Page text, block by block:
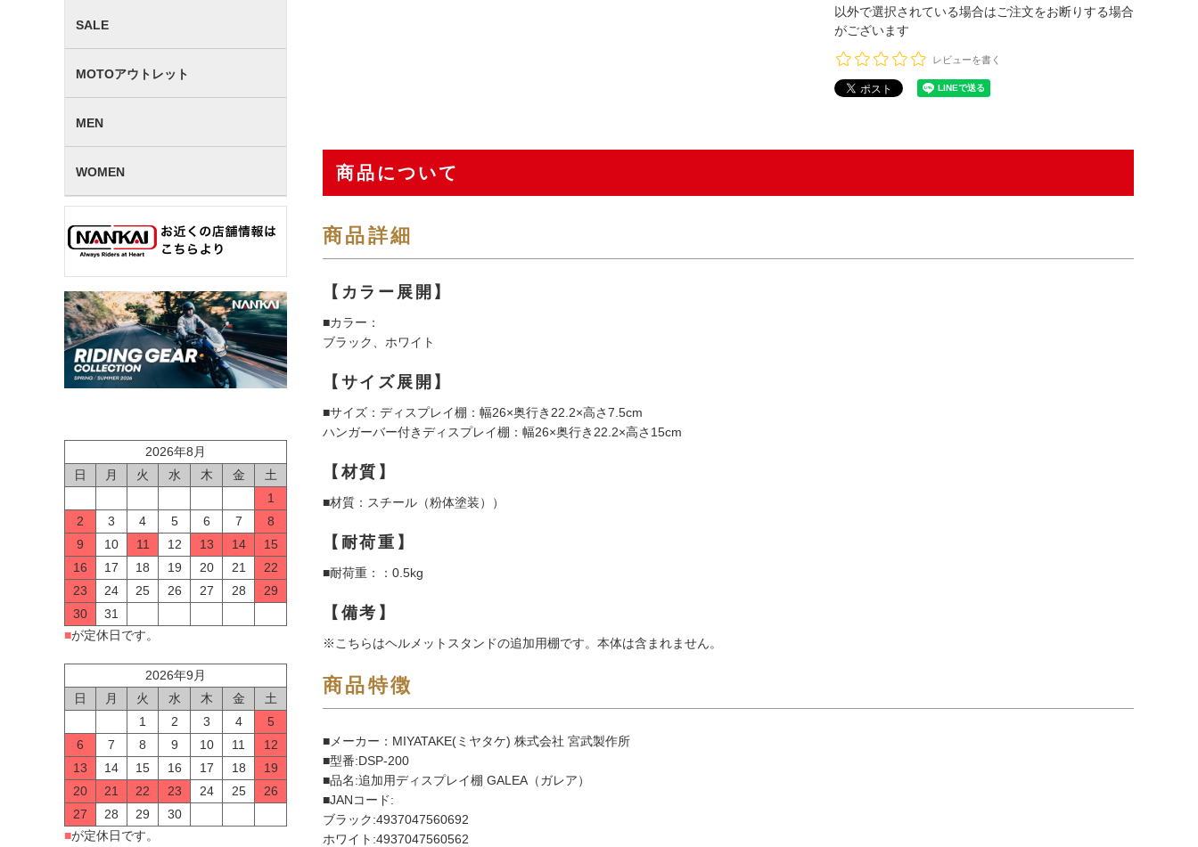
SALE
MOTOアウトレット
MEN
WOMEN
2026年8月
日
月 火 水 木 金
土
1
2
3 4 5 6 7
8
9
10 11 12 13 14
15
16
17 18 19 20 21
22
23
24 25 26 27 28
29
30
31
■が定休日です。
2026年9月
日
月 火 水 木 金
土
1
2 3 4
5
6
7 8 9 10 11
12
13
14 15 16 17 18
19
20
21 22 23 24 25
26
27
28 29
30
■が定休日です。
以外で選択されている場合はご注文をお断りする場合
がございます
レビューを書く
商品について
商品詳細
【カラー展開】
■カラー：
ブラック、ホワイト
【サイズ展開】
■サイズ：ディスプレイ棚：幅26×奥行き22.2×高さ7.5cm
ハンガーバー付きディスプレイ棚：幅26×奥行き22.2×高さ15cm
【材質】
■材質：スチール（粉体塗装））
【耐荷重】
■耐荷重：：0.5kg
【備考】
※こちらはヘルメットスタンドの追加用棚です。本体は含まれません。
商品特徴
■メーカー：MIYATAKE(ミヤタケ) 株式会社 宮武製作所
■型番:DSP-200
■品名:追加用ディスプレイ棚 GALEA（ガレア）
■JANコード:
ブラック:4937047560692
ホワイト:4937047560562